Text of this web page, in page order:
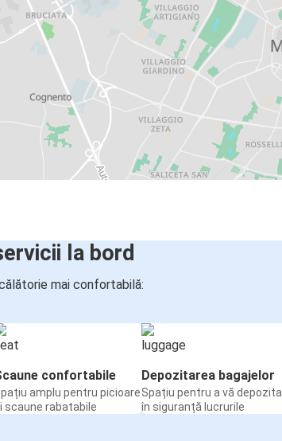
la bord
mai confortabilă:
confortabile
amplu pentru picioare
scaune rabatabile
Depozitarea bagajelor
Spațiu pentru a vă depozita
în siguranță lucrurile